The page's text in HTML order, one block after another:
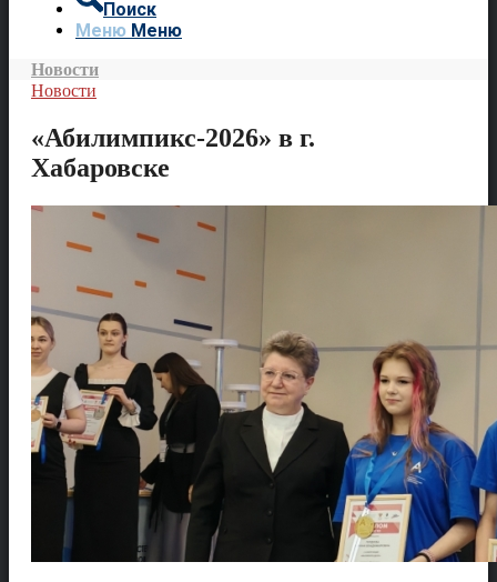
Поиск
Меню Меню
Новости
Новости
«Абилимпикс-2026» в г.
Хабаровске